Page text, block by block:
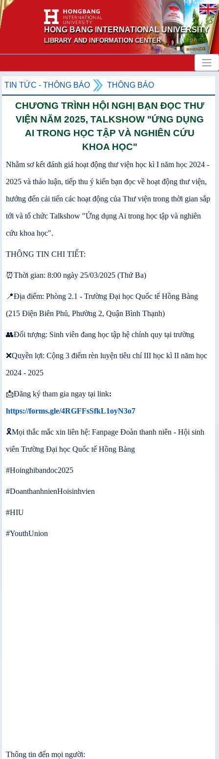
HONG BANG INTERNATIONAL UNIVERSITY
LIBRARY AND INFORMATION CENTER
TIN TỨC - THÔNG BÁO THÔNG BÁO
CHƯƠNG TRÌNH HỘI NGHỊ BẠN ĐỌC THƯ
VIỆN NĂM 2025, TALKSHOW "ỨNG DỤNG
AI TRONG HỌC TẬP VÀ NGHIÊN CỨU
KHOA HỌC"
Nhằm sơ kết đánh giá hoạt động thư viện học kì I năm học 2024 -
2025 và thảo luận, tiếp thu ý kiến bạn đọc về hoạt động thư viện,
hướng đến cải tiến các hoạt động của Thư viện trong thời gian sắp
tới và tổ chức Talkshow "Ứng dụng Ai trong học tập và nghiên
cứu khoa học".
THÔNG TIN CHI TIẾT:
⏰️Thời gian: 8:00 ngày 25/03/2025 (Thứ Ba)
📍Địa điểm: Phòng 2.1 - Trường Đại học Quốc tế Hồng Bàng
(215 Điện Biên Phủ, Phường 2, Quận Bình Thạnh)
👥️Đối tượng: Sinh viên đang học tập hệ chính quy tại trường
❌️Quyền lợi: Cộng 3 điểm rèn luyện tiêu chí III học kì II năm học
2024 - 2025
📩Đăng ký tham gia ngay tại link:
https://forms.gle/4RGFFsSfkL1oyN3o7
🎗Mọi thắc mắc xin liên hệ: Fanpage Đoàn thanh niên - Hội sinh
viên Trường Đại học Quốc tế Hồng Bàng
#Hoinghibandoc2025
#DoanthanhnienHoisinhvien
#HIU
#YouthUnion
Thông tin đến mọi người: